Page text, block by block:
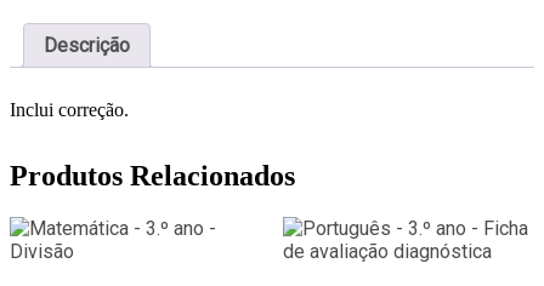
Descrição
Inclui correção.
Produtos Relacionados